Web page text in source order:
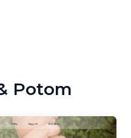
Potom